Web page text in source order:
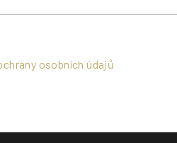
osobních údajů